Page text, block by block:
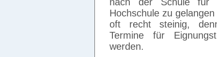
Hochschule zu
oft recht steinig,
Termine für
werden.